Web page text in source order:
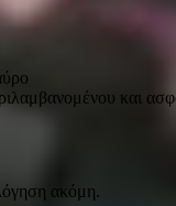
και
ακόμη.